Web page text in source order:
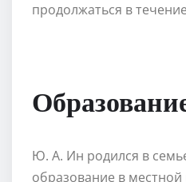
продолжаться в
Ю. А. Ин родился в
образование в